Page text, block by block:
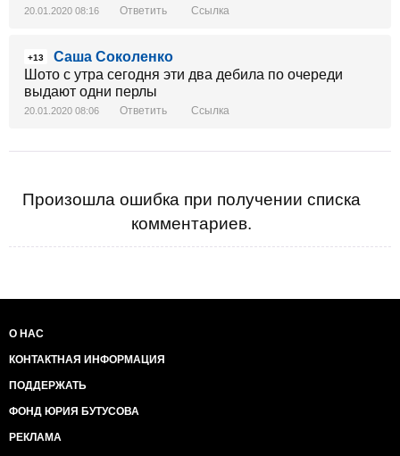
20.01.2020 08:16 Ответить Ссылка
+13
Саша Соколенко
Шото с утра сегодня эти два дебила по очереди
выдают одни перлы
20.01.2020 08:06 Ответить Ссылка
Произошла ошибка при получении списка
комментариев.
О НАС
КОНТАКТНАЯ ИНФОРМАЦИЯ
ПОДДЕРЖАТЬ
ФОНД ЮРИЯ БУТУСОВА
РЕКЛАМА